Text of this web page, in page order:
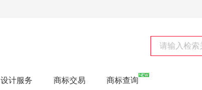
设计服务 商标交易 商标查询